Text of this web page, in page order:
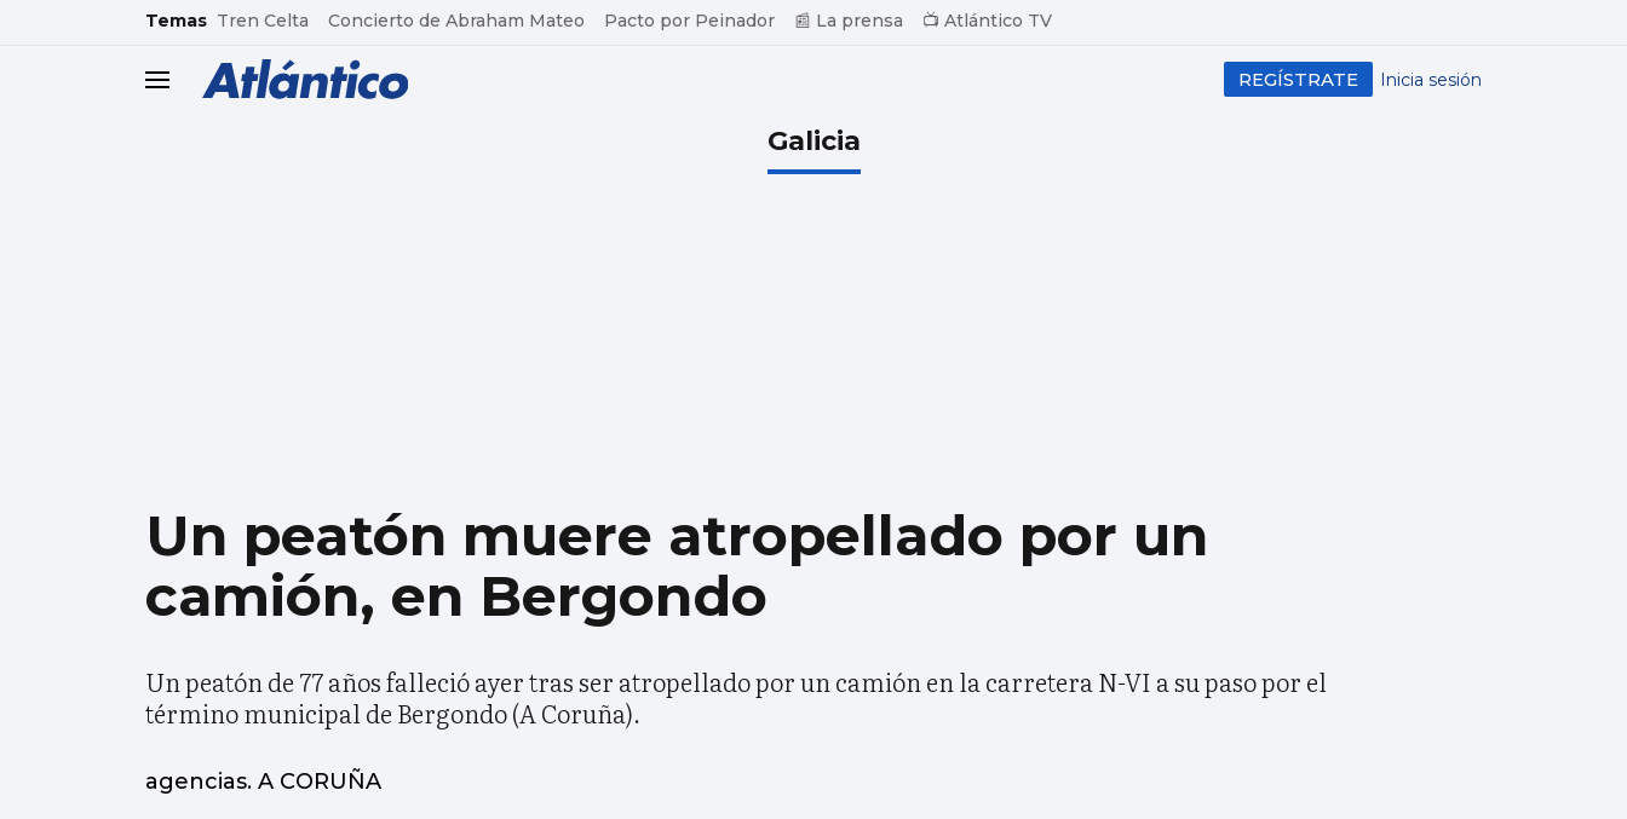
common.go-to-content
Temas Tren Celta Concierto de Abraham Mateo Pacto por Peinador 📰 La prensa 📺 Atlántico TV
header.menu.open Inicia sesión
REGÍSTRATE
Galicia
Un peatón muere atropellado por un
camión, en Bergondo
Un peatón de 77 años falleció ayer tras ser atropellado por un camión en la carretera N-VI a su paso por el
término municipal de Bergondo (A Coruña).
agencias. A CORUÑA